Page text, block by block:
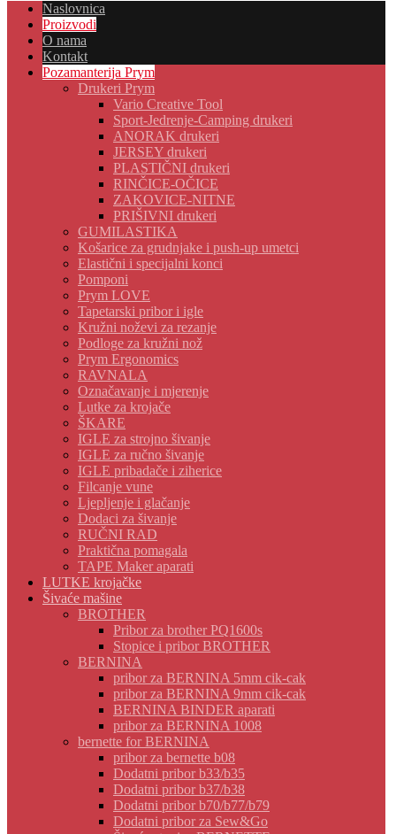
Naslovnica
Proizvodi
O nama
Kontakt
Pozamanterija Prym
Drukeri Prym
Vario Creative Tool
Sport-Jedrenje-Camping drukeri
ANORAK drukeri
JERSEY drukeri
PLASTIČNI drukeri
RINČICE-OČICE
ZAKOVICE-NITNE
PRIŠIVNI drukeri
GUMILASTIKA
Košarice za grudnjake i push-up umetci
Elastični i specijalni konci
Pomponi
Prym LOVE
Tapetarski pribor i igle
Kružni noževi za rezanje
Podloge za kružni nož
Prym Ergonomics
RAVNALA
Označavanje i mjerenje
Lutke za krojače
ŠKARE
IGLE za strojno šivanje
IGLE za ručno šivanje
IGLE pribadače i ziherice
Filcanje vune
Ljepljenje i glačanje
Dodaci za šivanje
RUČNI RAD
Praktična pomagala
TAPE Maker aparati
LUTKE krojačke
Šivaće mašine
BROTHER
Pribor za brother PQ1600s
Stopice i pribor BROTHER
BERNINA
pribor za BERNINA 5mm cik-cak
pribor za BERNINA 9mm cik-cak
BERNINA BINDER aparati
pribor za BERNINA 1008
bernette for BERNINA
pribor za bernette b08
Dodatni pribor b33/b35
Dodatni pribor b37/b38
Dodatni pribor b70/b77/b79
Dodatni pribor za Sew&Go